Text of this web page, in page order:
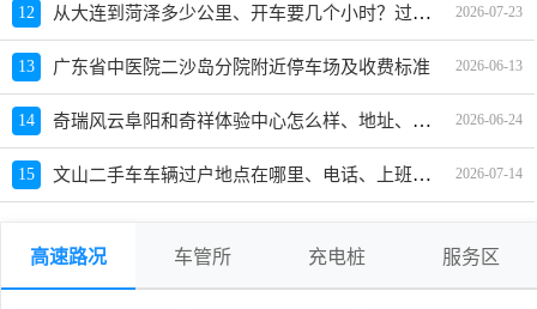
12 从大连到菏泽多少公里、开车要几个小时？过路费、油费等 2026-07-23
13 广东省中医院二沙岛分院附近停车场及收费标准 2026-06-13
14 奇瑞风云阜阳和奇祥体验中心怎么样、地址、电话、上班时间查询 2026-06-24
15 文山二手车车辆过户地点在哪里、电话、上班时间 2026-07-14
高速路况 车管所 充电桩 服务区